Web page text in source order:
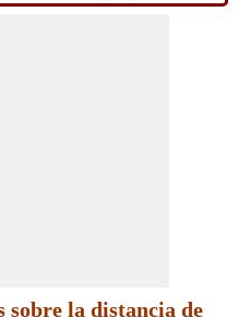
sobre la distancia de